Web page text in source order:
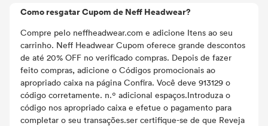
Como resgatar Cupom de Neff Headwear?
Compre pelo neffheadwear.com e adicione Itens ao seu
carrinho. Neff Headwear Cupom oferece grande descontos
de até 20% OFF no verificado compras. Depois de fazer
feito compras, adicione o Códigos promocionais ao
apropriado caixa na página Confira. Você deve 913129 o
código corretamente. n.º adicional espaços.Introduza o
código nos apropriado caixa e efetue o pagamento para
completar o seu transações.ser certifique-se de que Reveja